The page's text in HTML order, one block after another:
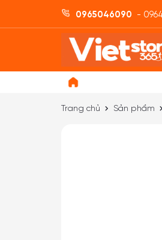
0965046090 -
Trang chủ Sản phẩm